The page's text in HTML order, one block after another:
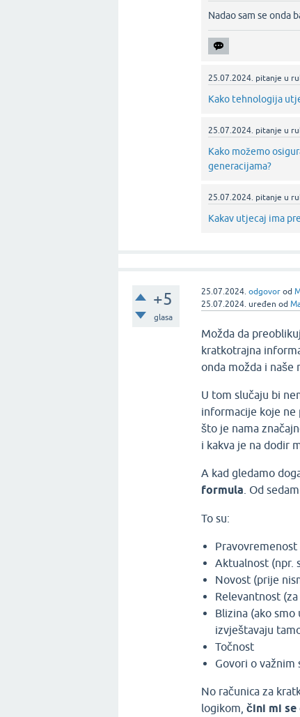
Nadao sam se onda
25.07.2024. pitanje u
Kako tehnologija
25.07.2024. pitanje u
Kako možemo
generacijama?
25.07.2024. pitanje u
Kakav utjecaj ima
+5
glasa
25.07.2024. odgovor od
25.07.2024. uređen od
Možda da
kratkotrajna
onda možda i naše
U tom slučaju bi
informacije koje ne
što je nama
i kakva je na dodir
A kad gledamo
formula . Od
To su:
Pravovremenost
Aktualnost (npr.
Novost (prije
Relevantnost
Blizina (ako
izvještavaju
Točnost
Govori o važnim
No računica za
logikom,čini mi